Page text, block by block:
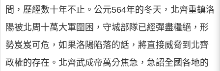
間，歷經數十年不止。公元564年的冬天，北齊重鎮洛
陽被北周十萬大軍圍困，守城部隊已經彈盡糧絕，形
勢岌岌可危，如果洛陽陷落的話，將直接威脅到北齊
政權的存在。北齊武成帝萬分焦急，急詔全國各地的